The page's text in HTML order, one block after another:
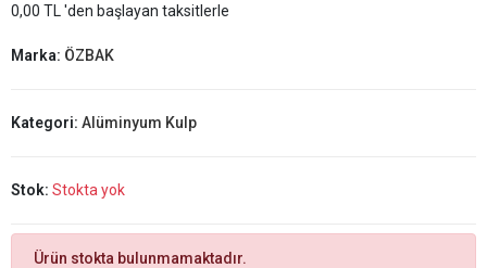
0,00 TL 'den başlayan taksitlerle
Marka: ÖZBAK
Kategori: Alüminyum Kulp
Stok: Stokta yok
Ürün stokta bulunmamaktadır.